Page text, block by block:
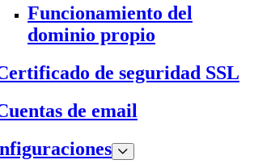
Funcionamiento del
dominio propio
de seguridad SSL
de email